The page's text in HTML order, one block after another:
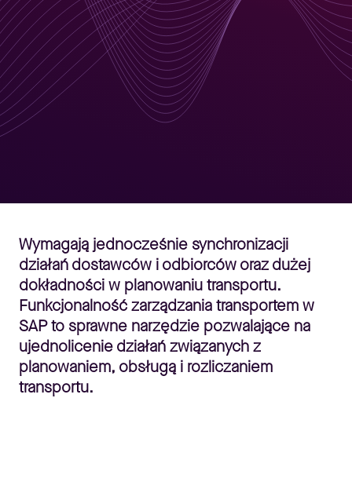
Wymagają jednocześnie synchronizacji
działań dostawców i odbiorców oraz dużej
dokładności w planowaniu transportu.
Funkcjonalność zarządzania transportem w
SAP to sprawne narzędzie pozwalające na
ujednolicenie działań związanych z
planowaniem, obsługą i rozliczaniem
transportu.